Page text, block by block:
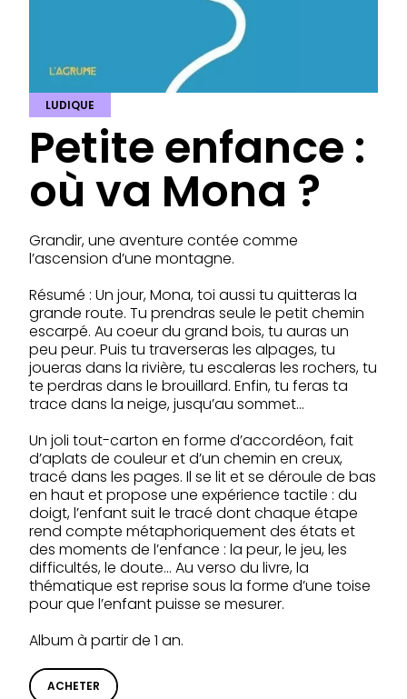
LUDIQUE
Petite enfance :
où va Mona ?
Grandir, une aventure contée comme
l’ascension d’une montagne.
Résumé : Un jour, Mona, toi aussi tu quitteras la
grande route. Tu prendras seule le petit chemin
escarpé. Au coeur du grand bois, tu auras un
peu peur. Puis tu traverseras les alpages, tu
joueras dans la rivière, tu escaleras les rochers, tu
te perdras dans le brouillard. Enfin, tu feras ta
trace dans la neige, jusqu’au sommet…
Un joli tout-carton en forme d’accordéon, fait
d’aplats de couleur et d’un chemin en creux,
tracé dans les pages. Il se lit et se déroule de bas
en haut et propose une expérience tactile : du
doigt, l’enfant suit le tracé dont chaque étape
rend compte métaphoriquement des états et
des moments de l’enfance : la peur, le jeu, les
difficultés, le doute… Au verso du livre, la
thématique est reprise sous la forme d’une toise
pour que l’enfant puisse se mesurer.
Album à partir de 1 an.
ACHETER